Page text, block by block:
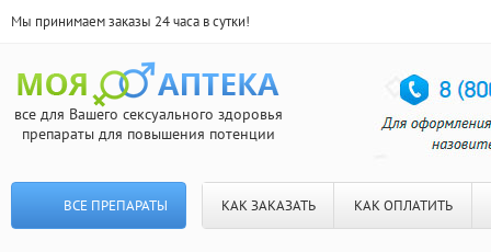
Мы принимаем заказы 24 часа в сутки!
все для Вашего сексуального здоровья
препараты для повышения потенции
ВСЕ ПРЕПАРАТЫ КАК ЗАКАЗАТЬ КАК ОПЛАТИТЬ